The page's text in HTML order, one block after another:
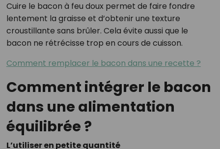
Cuire le bacon à feu doux permet de faire fondre
lentement la graisse et d’obtenir une texture
croustillante sans brûler. Cela évite aussi que le
bacon ne rétrécisse trop en cours de cuisson.
Comment remplacer le bacon dans une recette ?
Comment intégrer le bacon
dans une alimentation
équilibrée ?
L’utiliser en petite quantité